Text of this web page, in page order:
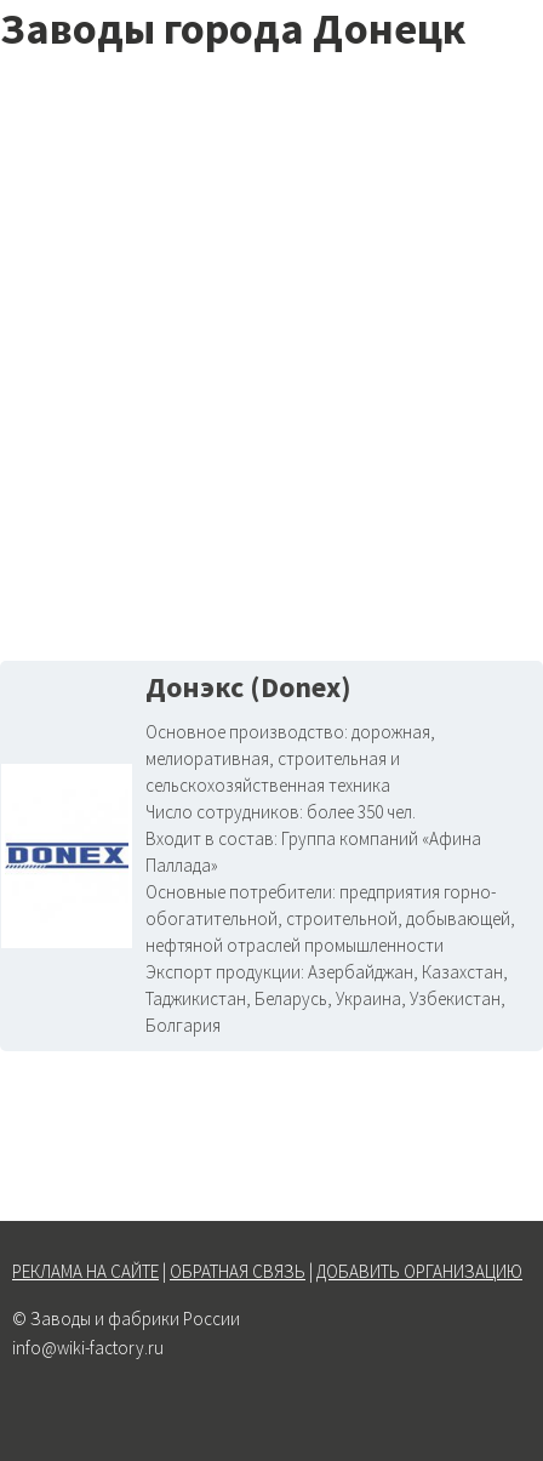
Заводы города Донецк
Донэкс (Donex)
Основное производство: дорожная,
мелиоративная, строительная и
сельскохозяйственная техника
Число сотрудников: более 350 чел.
Входит в состав: Группа компаний «Афина
Паллада»
Основные потребители: предприятия горно-
обогатительной, строительной, добывающей,
нефтяной отраслей промышленности
Экспорт продукции: Азербайджан, Казахстан,
Таджикистан, Беларусь, Украина, Узбекистан,
Болгария
РЕКЛАМА НА САЙТЕ ОБРАТНАЯ СВЯЗЬ ДОБАВИТЬ ОРГАНИЗАЦИЮ
© Заводы и фабрики России
info@wiki-factory.ru